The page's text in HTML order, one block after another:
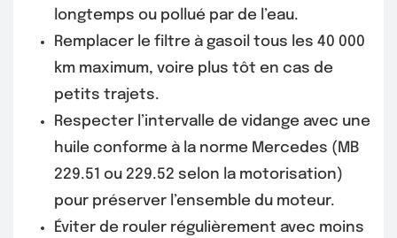
longtemps ou pollué par de l’eau.
Remplacer le filtre à gasoil tous les 40 000
km maximum, voire plus tôt en cas de
petits trajets.
Respecter l’intervalle de vidange avec une
huile conforme à la norme Mercedes (MB
229.51 ou 229.52 selon la motorisation)
pour préserver l’ensemble du moteur.
Éviter de rouler régulièrement avec moins